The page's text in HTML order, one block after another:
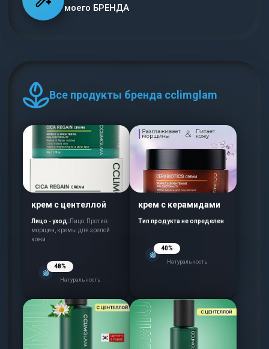
моего БРЕНДА
Все продукты бренда cclimglam
крем с центеллой
Лицо - уход:Лицо: Против
морщин, кремы для зрелой
кожи
48%
Натуральность
крем с керамидами
Тип продукта не определен
40%
Натуральность